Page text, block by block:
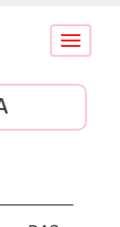
Conmutar